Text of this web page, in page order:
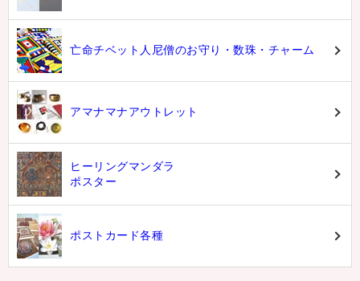
亡命チベット人尼僧のお守り・数珠・チャーム
アマナマナアウトレット
ヒーリングマンダラ
ポスター
ポストカード各種